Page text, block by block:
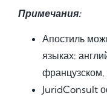
Примечания:
Апостиль
языках:
французском,
JuridConsult